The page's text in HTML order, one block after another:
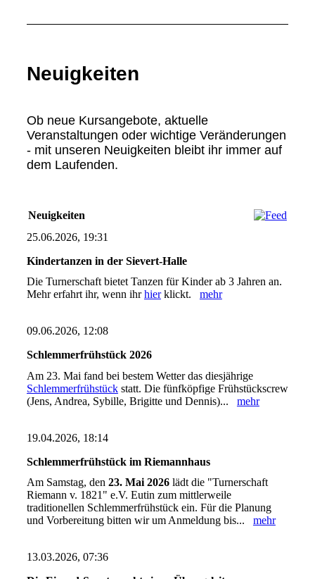
Neuigkeiten
Ob neue Kursangebote, aktuelle
Veranstaltungen oder wichtige Veränderungen
- mit unseren Neuigkeiten bleibt ihr immer auf
dem Laufenden.
Neuigkeiten
25.06.2026, 19:31
Kindertanzen in der Sievert-Halle
Die Turnerschaft bietet Tanzen für Kinder ab 3 Jahren an.
Mehr erfahrt ihr, wenn ihrhierklickt. mehr
09.06.2026, 12:08
Schlemmerfrühstück 2026
Am 23. Mai fand bei bestem Wetter das diesjährige
Schlemmerfrühstückstatt. Die fünfköpfige Frühstückscrew
(Jens, Andrea, Sybille, Brigitte und Dennis)... mehr
19.04.2026, 18:14
Schlemmerfrühstück im Riemannhaus
Am Samstag, den 23. Mai 2026lädt die "Turnerschaft
Riemann v. 1821" e.V. Eutin zum mittlerweile
traditionellen Schlemmerfrühstück ein. Für die Planung
und Vorbereitung bitten wir um Anmeldung bis... mehr
13.03.2026, 07:36